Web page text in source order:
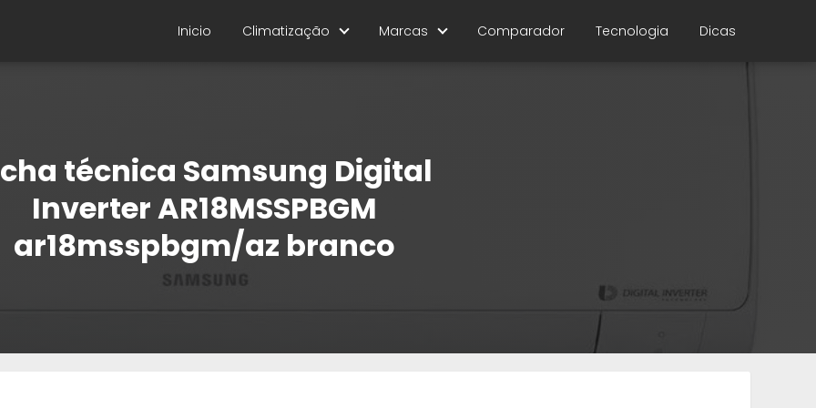
Inicio Climatização Marcas Comparador Tecnologia Dicas
técnica Samsung Digital
Inverter AR18MSSPBGM
ar18msspbgm/az branco